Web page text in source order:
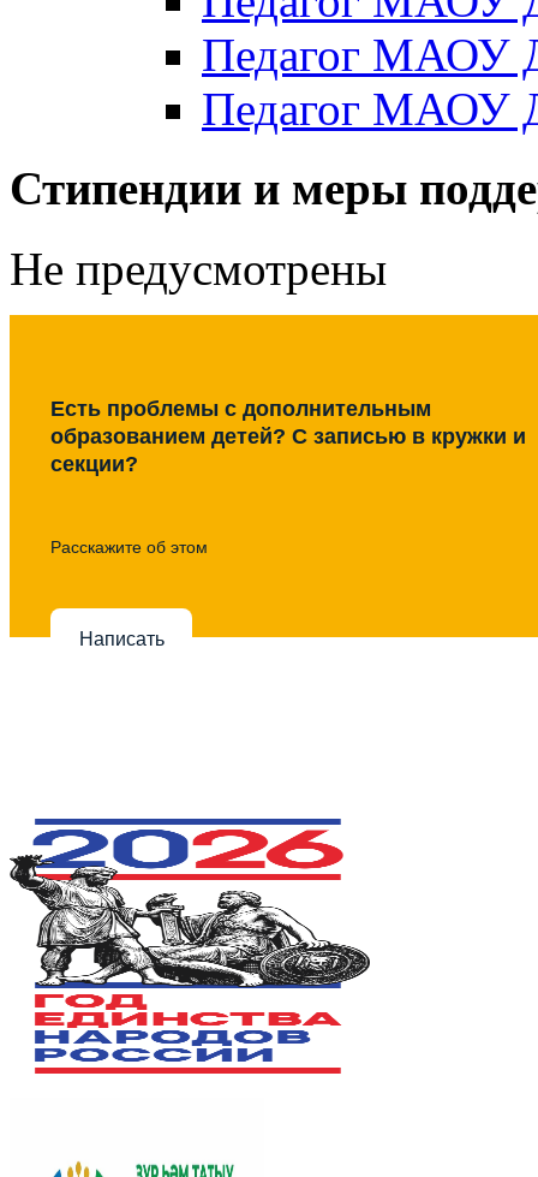
Педагог МАОУ
Педагог МАОУ
Стипендии и меры
Не предусмотрены
Есть проблемы с дополнительным
образованием детей? С записью в кружки и
секции?
Расскажите об этом
Написать